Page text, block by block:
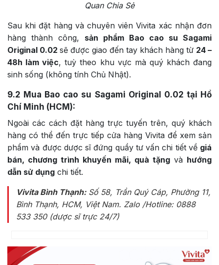
Quan Chia Sẻ
Sau khi đặt hàng và chuyên viên Vivita xác nhận đơn
hàng thành công, sản phẩm Bao cao su Sagami
Original 0.02 sẽ được giao đến tay khách hàng từ 24 –
48h làm việc, tuỳ theo khu vực mà quý khách đang
sinh sống (không tính Chủ Nhật).
9.2 Mua Bao cao su Sagami Original 0.02 tại Hồ
Chí Minh (HCM):
Ngoài các cách đặt hàng trực tuyến trên, quý khách
hàng có thể đến trực tiếp cửa hàng Vivita để xem sản
phẩm và được dược sĩ đứng quầy tư vấn chi tiết về giá
bán, chương trình khuyến mãi, quà tặng và hướng
dẫn sử dụng chi tiết.
Vivita Bình Thạnh:Số 58, Trần Quý Cáp, Phường 11,
Bình Thạnh, HCM, Việt Nam. Zalo /Hotline: 0888
533 350 (dược sĩ trực 24/7)